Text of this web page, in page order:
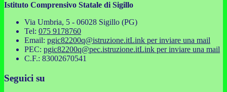
Istituto Comprensivo Statale di Sigillo
Via Umbria, 5 - 06028 Sigillo (PG)
Tel: 075 9178760
Email: pgic82200q@istruzione.itLink per inviare una mail
PEC: pgic82200q@pec.istruzione.itLink per inviare una mail
C.F.: 83002670541
Seguici su